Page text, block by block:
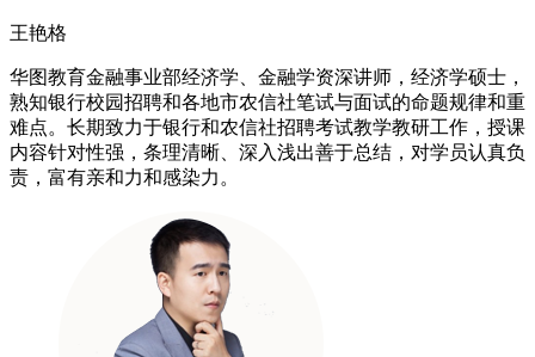
王艳格
华图教育金融事业部经济学、金融学资深讲师，经济学硕士，
熟知银行校园招聘和各地市农信社笔试与面试的命题规律和重
难点。长期致力于银行和农信社招聘考试教学教研工作，授课
内容针对性强，条理清晰、深入浅出善于总结，对学员认真负
责，富有亲和力和感染力。